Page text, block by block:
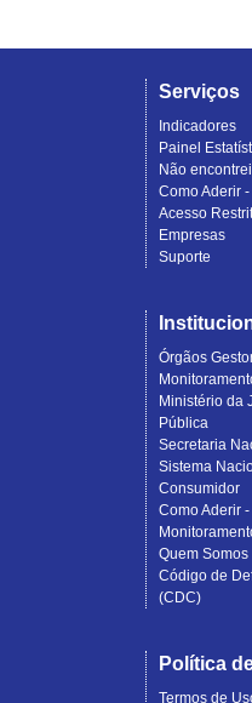
Serviços
Indicadores
Painel
Não
Como Aderir
Acesso
Empresas
Suporte
Órgãos
Ministério da
Pública
Secretaria
Sistema
Consumidor
Como Aderir
Quem Somos
Código de
(CDC)
Política
Termos de